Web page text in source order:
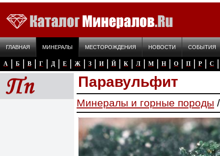
ГЛАВНАЯ МИНЕРАЛЫ МЕСТОРОЖДЕНИЯ НОВОСТИ СОБЫТИЯ
А Б В Г Д Е Ж З И Й К Л М Н О П Р С
Паравульфит
Минералы и горные породы